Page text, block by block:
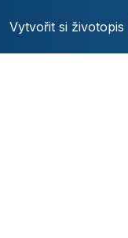
Vytvořit si životopis